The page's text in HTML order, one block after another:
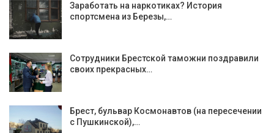
Заработать на наркотиках? История
спортсмена из Березы,…
Сотрудники Брестской таможни поздравили
своих прекрасных…
Брест, бульвар Космонавтов (на пересечении
с Пушкинской),…